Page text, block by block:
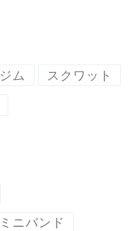
ジム スクワット
ミニバンド